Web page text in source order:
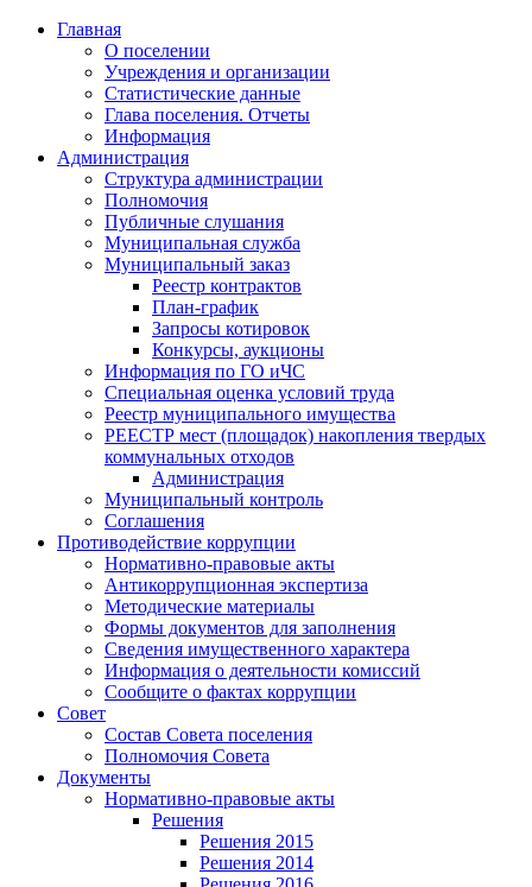
Главная
О поселении
Учреждения и организации
Статистические данные
Глава поселения. Отчеты
Информация
Администрация
Структура администрации
Полномочия
Публичные слушания
Муниципальная служба
Муниципальный заказ
Реестр контрактов
План-график
Запросы котировок
Конкурсы, аукционы
Информация по ГО иЧС
Специальная оценка условий труда
Реестр муниципального имущества
РЕЕСТР мест (площадок) накопления твердых
коммунальных отходов
Администрация
Муниципальный контроль
Соглашения
Противодействие коррупции
Нормативно-правовые акты
Антикоррупционная экспертиза
Методические материалы
Формы документов для заполнения
Сведения имущественного характера
Информация о деятельности комиссий
Сообщите о фактах коррупции
Совет
Состав Совета поселения
Полномочия Совета
Документы
Нормативно-правовые акты
Решения
Решения 2015
Решения 2014